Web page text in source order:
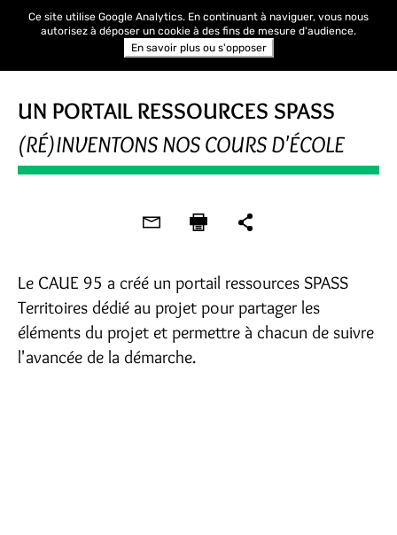
UN PORTAIL RESSOURCES SPASS
(RÉ)INVENTONS NOS COURS D'ÉCOLE
Le CAUE 95 a créé un portail ressources SPASS
Territoires dédié au projet pour partager les
éléments du projet et permettre à chacun de suivre
l'avancée de la démarche.
Ce site utilise Google Analytics. En continuant à naviguer, vous nous
autorisez à déposer un cookie à des fins de mesure d'audience.
En savoir plus ou s'opposer